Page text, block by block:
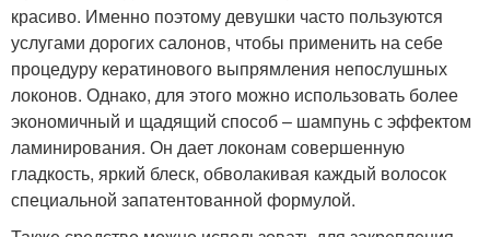
красиво. Именно поэтому девушки часто пользуются
услугами дорогих салонов, чтобы применить на себе
процедуру кератинового выпрямления непослушных
локонов. Однако, для этого можно использовать более
экономичный и щадящий способ – шампунь с эффектом
ламинирования. Он дает локонам совершенную
гладкость, яркий блеск, обволакивая каждый волосок
специальной запатентованной формулой.